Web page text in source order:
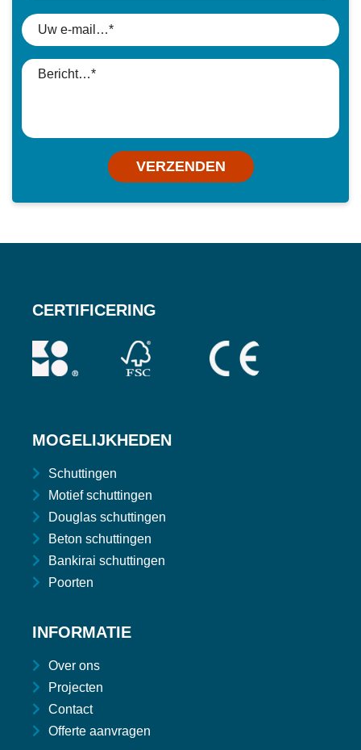
VERZENDEN
CERTIFICERING
MOGELIJKHEDEN
Schuttingen
Motief schuttingen
Douglas schuttingen
Beton schuttingen
Bankirai schuttingen
Poorten
INFORMATIE
Over ons
Projecten
Contact
Offerte aanvragen